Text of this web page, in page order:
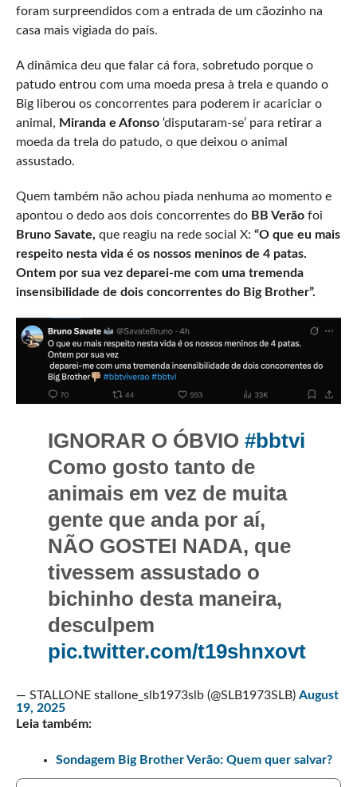
foram surpreendidos com a entrada de um cãozinho na
casa mais vigiada do país.
A dinâmica deu que falar cá fora, sobretudo porque o
patudo entrou com uma moeda presa à trela e quando o
Big liberou os concorrentes para poderem ir acariciar o
animal, Miranda e Afonso‘disputaram-se’ para retirar a
moeda da trela do patudo, o que deixou o animal
assustado.
Quem também não achou piada nenhuma ao momento e
apontou o dedo aos dois concorrentes do BB Verão foi
Bruno Savate, que reagiu na rede social X: “O que eu mais
respeito nesta vida é os nossos meninos de 4 patas.
Ontem por sua vez deparei-me com uma tremenda
insensibilidade de dois concorrentes do Big Brother”.
IGNORAR O ÓBVIO#bbtvi
Como gosto tanto de
animais em vez de muita
gente que anda por aí,
NÃO GOSTEI NADA, que
tivessem assustado o
bichinho desta maneira,
desculpem
pic.twitter.com/t19shnxovt
— STALLONE stallone_slb1973slb (@SLB1973SLB) August
19, 2025
Leia também:
Sondagem Big Brother Verão: Quem quer salvar?